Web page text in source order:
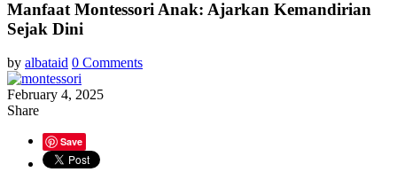
Manfaat Montessori Anak: Ajarkan Kemandirian
Sejak Dini
by albataid 0 Comments
February 4, 2025
Share
Save